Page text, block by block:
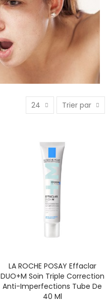
24 Trier par
LA ROCHE POSAY Effaclar
DUO+M Soin Triple Correction
Anti-Imperfections Tube De
40 Ml